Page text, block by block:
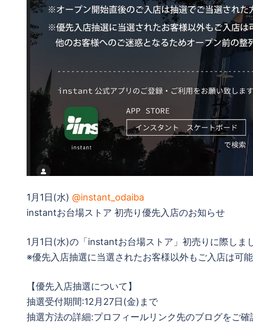
1月1日(水) @instant_odaiba
instantお台場ストア 初売り優先入店のお知らせ
1月1日(水)の「instantお台場ストア」初売りに際しま
※優先入店抽選に当選されたお客様以外もご入店は可
【優先入店抽選について】
抽選受付期間:12月27日(金)まで
抽選方法の詳細:プロフィールリンク先のブログをご確